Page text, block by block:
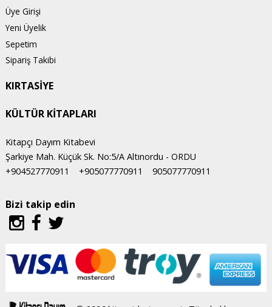
Üye Girişi
Yeni Üyelik
Sepetim
Sipariş Takibi
KIRTASİYE
KÜLTÜR KİTAPLARI
Kitapçı Dayım Kitabevi
Şarkiye Mah. Küçük Sk. No:5/A Altınordu - ORDU
+904527770911
+905077770911 905077770911
Bizi takip edin